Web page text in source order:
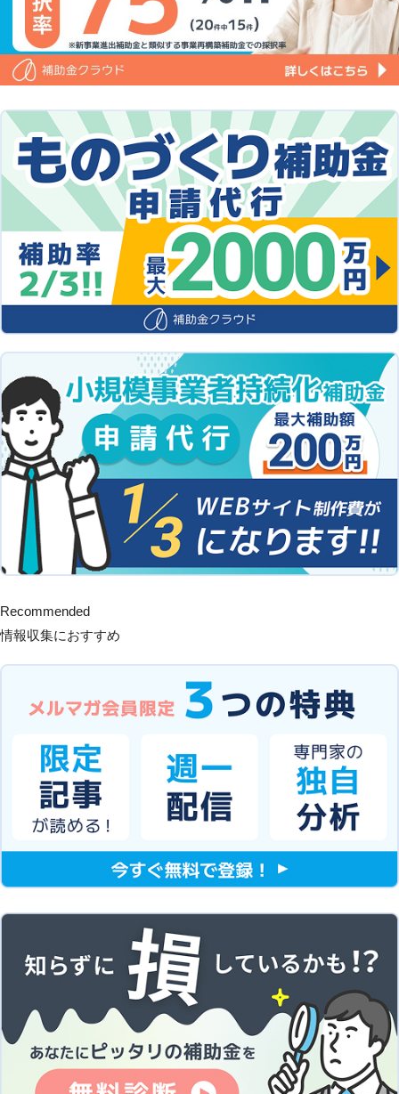
Recommended
情報収集におすすめ